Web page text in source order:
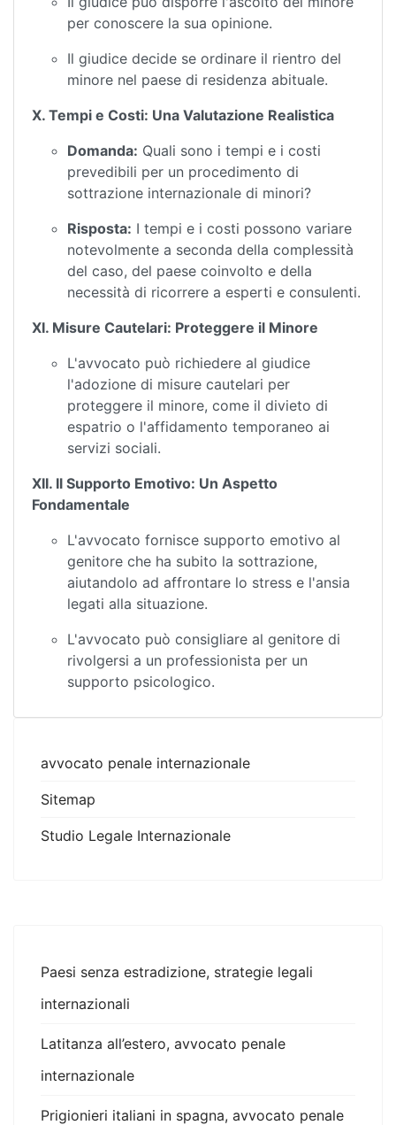
per conoscere la sua opinione.
Il giudice decide se ordinare il rientro del
minore nel paese di residenza abituale.
X. Tempi e Costi: Una Valutazione Realistica
Domanda: Quali sono i tempi e i costi
prevedibili per un procedimento di
sottrazione internazionale di minori?
Risposta: I tempi e i costi possono variare
notevolmente a seconda della complessità
del caso, del paese coinvolto e della
necessità di ricorrere a esperti e consulenti.
XI. Misure Cautelari: Proteggere il Minore
L'avvocato può richiedere al giudice
l'adozione di misure cautelari per
proteggere il minore, come il divieto di
espatrio o l'affidamento temporaneo ai
servizi sociali.
XII. Il Supporto Emotivo: Un Aspetto
Fondamentale
L'avvocato fornisce supporto emotivo al
genitore che ha subito la sottrazione,
aiutandolo ad affrontare lo stress e l'ansia
legati alla situazione.
L'avvocato può consigliare al genitore di
rivolgersi a un professionista per un
supporto psicologico.
avvocato penale internazionale
Sitemap
Studio Legale Internazionale
Paesi senza estradizione, strategie legali
internazionali
Latitanza all’estero, avvocato penale
internazionale
Prigionieri italiani in spagna, avvocato penale